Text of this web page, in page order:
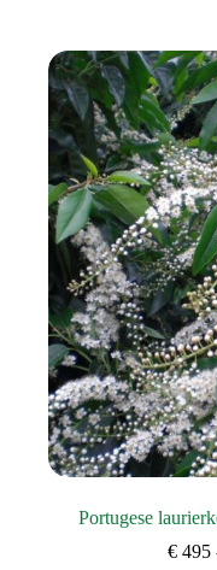
Portugese
€495